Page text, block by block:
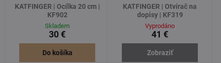
KATFINGER | Ocílka 20 cm |
KF902
Skladem
30 €
Do košíka
KATFINGER | Otvírač na
dopisy | KF319
Vyprodáno
41 €
Zobraziť